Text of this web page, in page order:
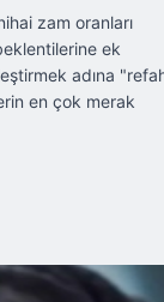
zam oranları
ek
adına
en çok merak